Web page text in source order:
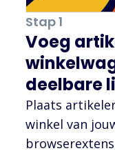
Stap 1
Voeg
deelbare
Plaats
winkel van